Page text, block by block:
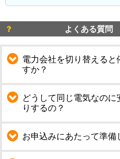
よくある質問
電力会社を切り替えると
すか？
どうして同じ電気なの
りするの？
お申込みにあたって準備